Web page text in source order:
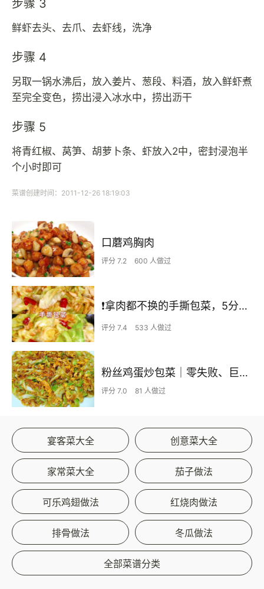
步骤 3
鲜虾去头、去爪、去虾线，洗净
步骤 4
另取一锅水沸后，放入姜片、葱段、料酒，放入鲜虾煮
至完全变色，捞出浸入冰水中，捞出沥干
步骤 5
将青红椒、莴笋、胡萝卜条、虾放入2中，密封浸泡半
个小时即可
菜谱创建时间：2011-12-26 18:19:03
口蘑鸡胸肉
评分 7.2 600 人做过
❗拿肉都不换的手撕包菜，5分钟快手家常菜🔥
评分 7.4 533 人做过
粉丝鸡蛋炒包菜｜零失败、巨下饭
评分 7.0 81 人做过
宴客菜大全 创意菜大全
家常菜大全 茄子做法
可乐鸡翅做法 红烧肉做法
排骨做法 冬瓜做法
全部菜谱分类